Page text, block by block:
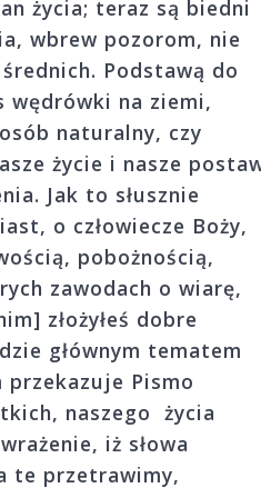
życia; teraz są biedni
wbrew pozorom, nie
Podstawą do
wędrówki na ziemi,
naturalny, czy
życie i nasze
Jak to słusznie
o człowiecze Boży,
pobożnością,
zawodach o wiarę,
złożyłeś dobre
głównym tematem
Pismo
naszego życia
iż słowa
te przetrawimy,